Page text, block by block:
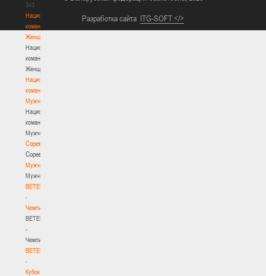
3х3
Национальная
команда.
Женщины
Национальная
команда.
Женщины
Национальная
команда.
Мужчины
Национальная
команда.
Мужчины
Соревнования
Соревнования
Мужчины
Мужчины
BETERA
-
Чемпионат
BETERA
-
Чемпионат
BETERA
-
Кубок
Разработка сайта ITG-SOFT </>